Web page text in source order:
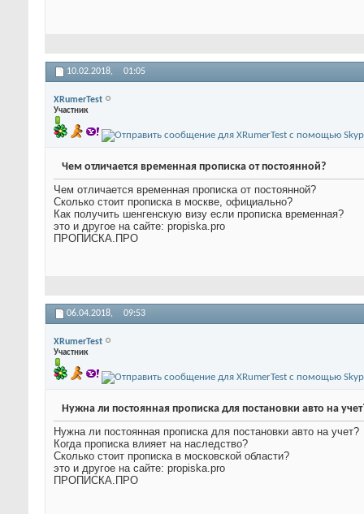
10.02.2018, 01:05
XRumerTest
Участник
Чем отличается временная прописка от постоянной?
Чем отличается временная прописка от постоянной?
Сколько стоит прописка в москве, официально?
Как получить шенгенскую визу если прописка временная?
это и другое на сайте: propiska.pro
ПРОПИСКА.ПРО
06.04.2018, 09:53
XRumerTest
Участник
Нужна ли постоянная прописка для постановки авто на
Нужна ли постоянная прописка для постановки авто на учет?
Когда прописка влияет на наследство?
Сколько стоит прописка в московской области?
это и другое на сайте: propiska.pro
ПРОПИСКА.ПРО